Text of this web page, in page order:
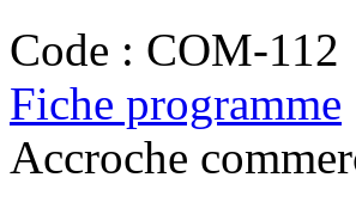
Code : COM-112
Fiche programme
Accroche